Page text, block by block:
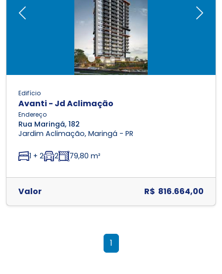
Previous Next
Edifício
Avanti - Jd Aclimação
Endereço
Rua Maringá, 182
Jardim Aclimação, Maringá - PR
1 + 2 2 79,80 m²
Valor R$ 816.664,00
1